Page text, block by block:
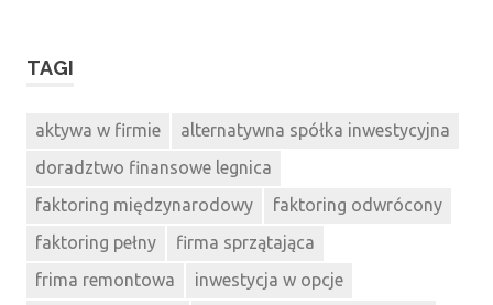
TAGI
aktywa w firmie
alternatywna spółka inwestycyjna
doradztwo finansowe legnica
faktoring międzynarodowy
faktoring odwrócony
faktoring pełny
firma sprzątająca
frima remontowa
inwestycja w opcje